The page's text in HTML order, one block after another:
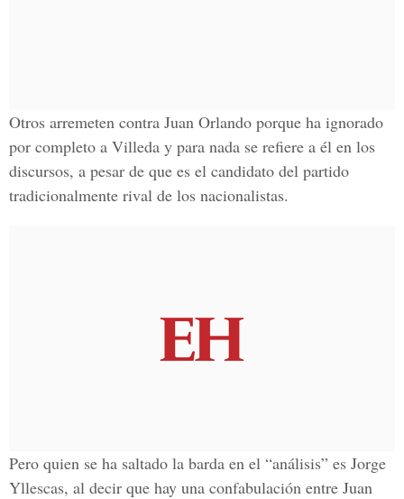
Otros arremeten contra Juan Orlando porque ha ignorado
por completo a Villeda y para nada se refiere a él en los
discursos, a pesar de que es el candidato del partido
tradicionalmente rival de los nacionalistas.
Pero quien se ha saltado la barda en el “análisis” es Jorge
Yllescas, al decir que hay una confabulación entre Juan